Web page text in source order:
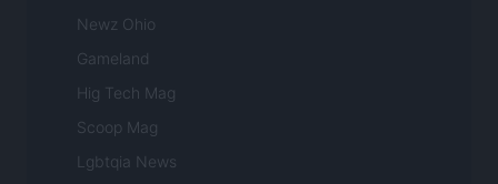
Newz Ohio
Gameland
Hig Tech Mag
Scoop Mag
Lgbtqia News